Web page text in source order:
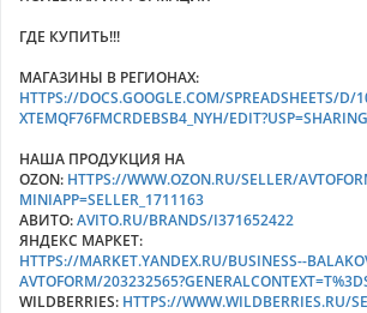
ГДЕ КУПИТЬ!!!
МАГАЗИНЫ В РЕГИОНАХ:
HTTPS://DOCS.GOOGLE.COM/SPREADSHEETS/D/
XTEMQF76FMCRDEBSB4_NYH/
НАША ПРОДУКЦИЯ НА
OZON: HTTPS://WWW.OZON.RU/SELLER/
MINIAPP=SELLER_1711163
АВИТО:AVITO.RU/BRANDS/I371652422
ЯНДЕКС МАРКЕТ:
HTTPS://MARKET.YANDEX.RU/BUSINESS--
AVTOFORM/
WILDBERRIES: HTTPS://WWW.WILDBERRIES.RU/